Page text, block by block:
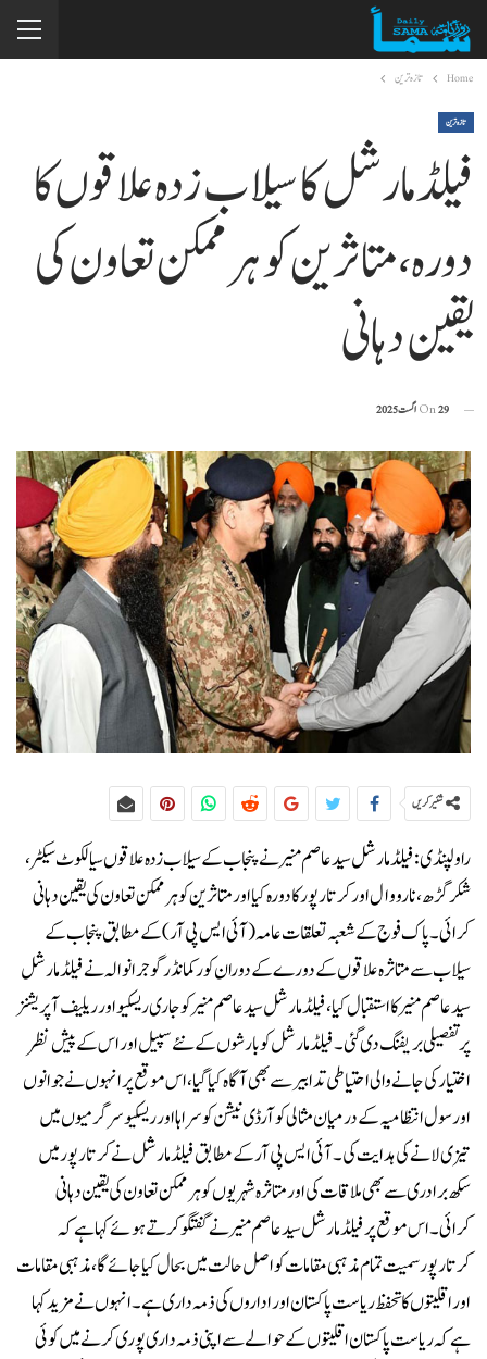
Home تازہ ترین
تازہ ترین
فیلڈ مارشل کا سیلاب زدہ علاقوں کا
دورہ، متاثرین کو ہر ممکن تعاون کی
یقین دہانی
On29 اگست 2025
شئیر کریں
راولپنڈی:فیلڈ مارشل سید عاصم منیر نے پنجاب کے سیلاب زدہ علاقوں سیالکوٹ سیکٹر،
شکرگڑھ، نارووال اور کرتارپور کا دورہ کیا اور متاثرین کو ہر ممکن تعاون کی یقین دہانی
کرائی۔پاک فوج کے شعبہ تعلقات عامہ (آئی ایس پی آر) کے مطابق پنجاب کے
سیلاب سے متاثرہ علاقوں کے دورے کے دوران کور کمانڈر گوجرانوالہ نے فیلڈ مارشل
سید عاصم منیر کا استقبال کیا، فیلڈ مارشل سید عاصم منیر کو جاری ریسکیو اور ریلیف آپریشنز
پر تفصیلی بریفنگ دی گئی۔فیلڈ مارشل کو بارشوں کے نئے سپیل اور اس کے پیش نظر
اختیار کی جانے والی احتیاطی تدابیر سے بھی آگاہ کیا گیا، اس موقع پر انہوں نے جوانوں
اور سول انتظامیہ کے درمیان مثالی کوآرڈی نیشن کو سراہا اور ریسکیو سرگرمیوں میں
تیزی لانے کی ہدایت کی۔آئی ایس پی آر کے مطابق فیلڈ مارشل نے کرتارپور میں
سکھ برادری سے بھی ملاقات کی اور متاثرہ شہریوں کو ہر ممکن تعاون کی یقین دہانی
کرائی۔اس موقع پر فیلڈ مارشل سید عاصم منیر نے گفتگو کرتے ہوئے کہا ہے کہ
کرتارپور سمیت تمام مذہبی مقامات کو اصل حالت میں بحال کیا جائے گا، مذہبی مقامات
اور اقلیتوں کا تحفظ ریاست پاکستان اور اداروں کی ذمہ داری ہے۔انہوں نے مزید کہا
ہے کہ ریاست پاکستان اقلیتوں کے حوالے سے اپنی ذمہ داری پوری کرنے میں کوئی